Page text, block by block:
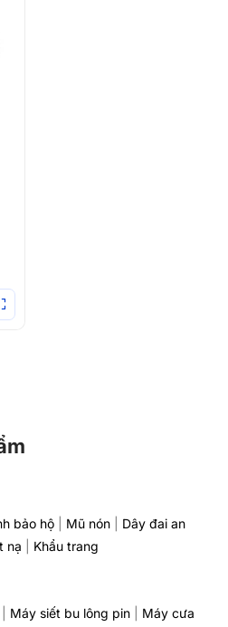
mật khẩu?
bảo hộ Mũ nón
Dây đai an
nạ Khẩu trang
Máy siết bu lông pin
Máy cưa